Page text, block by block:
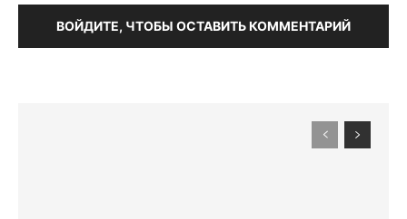
ВОЙДИТЕ, ЧТОБЫ ОСТАВИТЬ КОММЕНТАРИЙ